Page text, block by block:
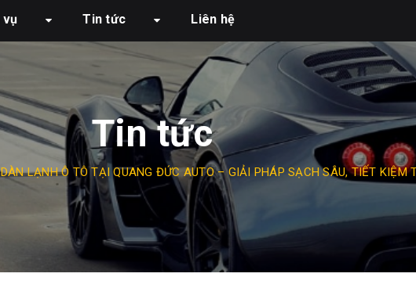
vụ Tin tức Liên hệ
Tin tức
LẠNH Ô TÔ TẠI QUANG ĐỨC AUTO – GIẢI PHÁP SẠCH SÂU, TIẾT KIỆM